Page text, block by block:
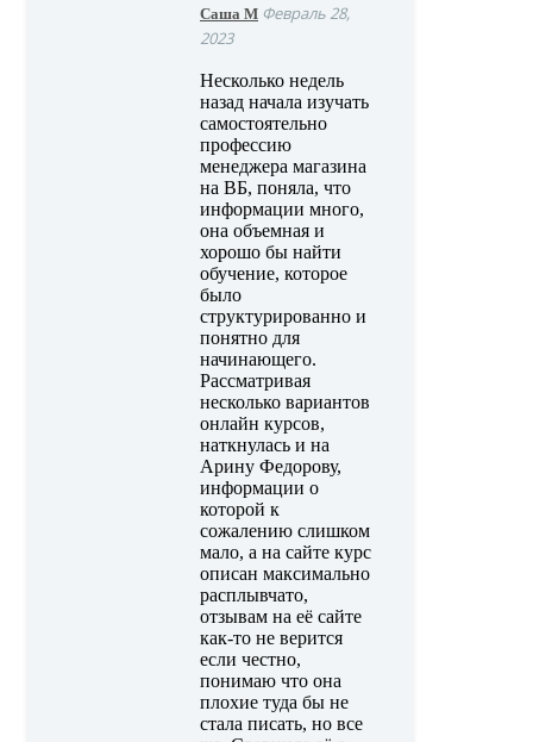
Саша М Февраль 28,
2023
Несколько недель
назад начала изучать
самостоятельно
профессию
менеджера магазина
на ВБ, поняла, что
информации много,
она объемная и
хорошо бы найти
обучение, которое
было
структурированно и
понятно для
начинающего.
Рассматривая
несколько вариантов
онлайн курсов,
наткнулась и на
Арину Федорову,
информации о
которой к
сожалению слишком
мало, а на сайте курс
описан максимально
расплывчато,
отзывам на её сайте
как-то не верится
если честно,
понимаю что она
плохие туда бы не
стала писать, но все